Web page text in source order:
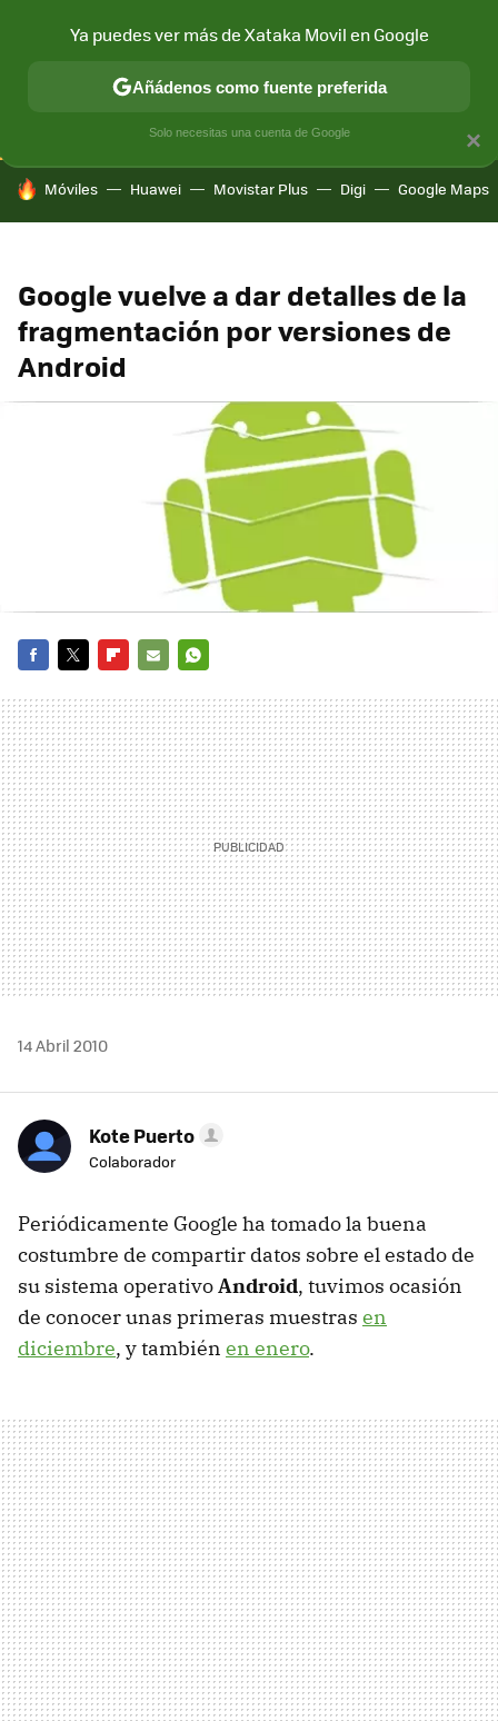
CONECTIVIDAD MÓVIL Y SOCIEDAD APLICACIONES
HOY SE HABLA DE
Móviles Huawei Movistar Plus Digi Google Maps
Google vuelve a dar detalles de la
fragmentación por versiones de
Android
MAIL
14 Abril 2010
Kote Puerto
Colaborador
Periódicamente Google ha tomado la buena
costumbre de compartir datos sobre el estado de
su sistema operativoAndroid, tuvimos ocasión
de conocer unas primeras muestras en
diciembre, y también en enero.
×
Ya puedes ver más de Xataka Movil en Google
Añádenos como fuente preferida
Solo necesitas una cuenta de Google